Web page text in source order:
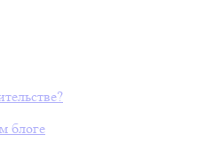
блоге